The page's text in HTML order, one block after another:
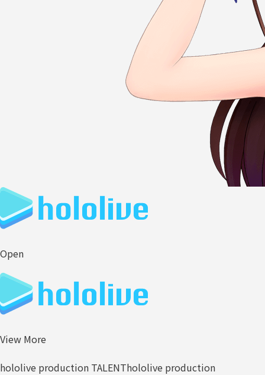
Open
View More
hololive production TALENThololive production